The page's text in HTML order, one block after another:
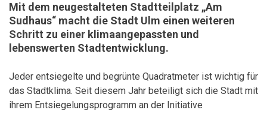
Mit dem neugestalteten Stadtteilplatz „Am
Sudhaus“ macht die Stadt Ulm einen weiteren
Schritt zu einer klimaangepassten und
lebenswerten Stadtentwicklung.
Jeder entsiegelte und begrünte Quadratmeter ist wichtig für
das Stadtklima. Seit diesem Jahr beteiligt sich die Stadt mit
ihrem Entsiegelungsprogramm an der Initiative